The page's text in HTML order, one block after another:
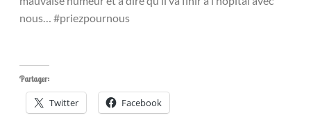
nous… #priezpournous
Partager:
Twitter Facebook